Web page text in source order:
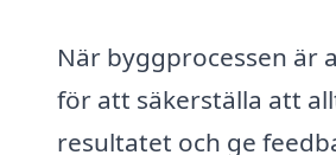
När byggprocessen
för att säkerställa att
resultatet och ge